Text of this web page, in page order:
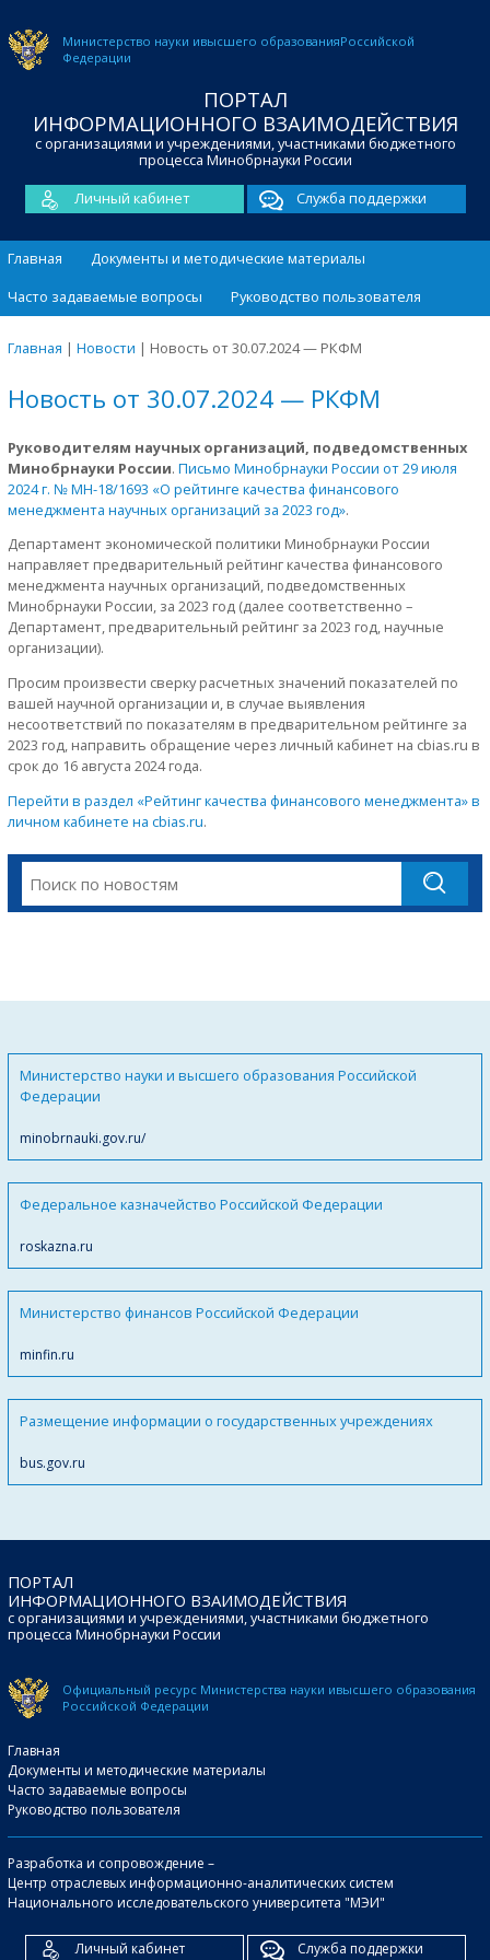
Министерство науки ивысшего образованияРоссийской
Федерации
ПОРТАЛ
ИНФОРМАЦИОННОГО ВЗАИМОДЕЙСТВИЯ
с организациями и учреждениями, участниками бюджетного
процесса Минобрнауки России
Личный кабинет
Служба поддержки
Главная
Документы и методические материалы
Часто задаваемые вопросы
Руководство пользователя
Главная | Новости | Новость от 30.07.2024 — РКФМ
Новость от 30.07.2024 — РКФМ
Руководителям научных организаций, подведомственных
Минобрнауки России. Письмо Минобрнауки России от 29 июля
2024 г. № МН-18/1693 «О рейтинге качества финансового
менеджмента научных организаций за 2023 год».
Департамент экономической политики Минобрнауки России
направляет предварительный рейтинг качества финансового
менеджмента научных организаций, подведомственных
Минобрнауки России, за 2023 год (далее соответственно –
Департамент, предварительный рейтинг за 2023 год, научные
организации).
Просим произвести сверку расчетных значений показателей по
вашей научной организации и, в случае выявления
несоответствий по показателям в предварительном рейтинге за
2023 год, направить обращение через личный кабинет на cbias.ru в
срок до 16 августа 2024 года.
Перейти в раздел «Рейтинг качества финансового менеджмента» в
личном кабинете на cbias.ru.
Министерство науки и высшего образования Российской
Федерации
minobrnauki.gov.ru/
Федеральное казначейство Российской Федерации
roskazna.ru
Министерство финансов Российской Федерации
minfin.ru
Размещение информации о государственных учреждениях
bus.gov.ru
ПОРТАЛ
ИНФОРМАЦИОННОГО ВЗАИМОДЕЙСТВИЯ
с организациями и учреждениями, участниками бюджетного
процесса Минобрнауки России
Официальный ресурс Министерства науки ивысшего образования
Российской Федерации
Главная
Документы и методические материалы
Часто задаваемые вопросы
Руководство пользователя
Разработка и сопровождение –
Центр отраслевых информационно-аналитических систем
Национального исследовательского университета "МЭИ"
Личный кабинет Служба поддержки